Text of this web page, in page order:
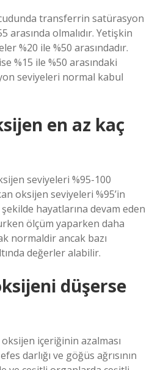
transferrin satürasyon
arasında olmalıdır. Yetişkin
%20 ile %50 arasındadır.
%15 ile %50 arasındaki
seviyeleri normal kabul
en az kaç
seviyeleri %95-100
oksijen seviyeleri %95’in
hayatlarına devam eden
ölçüm yaparken daha
normaldir ancak bazı
değerler alabilir.
düşerse
içeriğinin azalması
darlığı ve göğüs ağrısının